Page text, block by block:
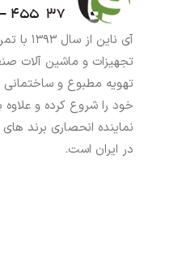
آی ناین
تجهیزات و ماشین آلات
تهویه مطبوع و
خود را شروع کرده و
نماینده انحصاری برند های
در ایران است.